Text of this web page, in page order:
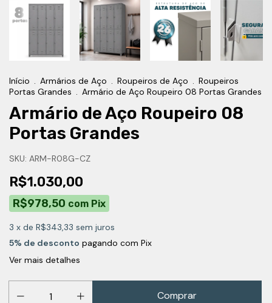
Início . Armários de Aço . Roupeiros de Aço . Roupeiros
Portas Grandes . Armário de Aço Roupeiro 08 Portas Grandes
Armário de Aço Roupeiro 08
Portas Grandes
SKU: ARM-R08G-CZ
R$1.030,00
R$978,50 com Pix
3 x de R$343,33 sem juros
5% de desconto pagando com Pix
Ver mais detalhes